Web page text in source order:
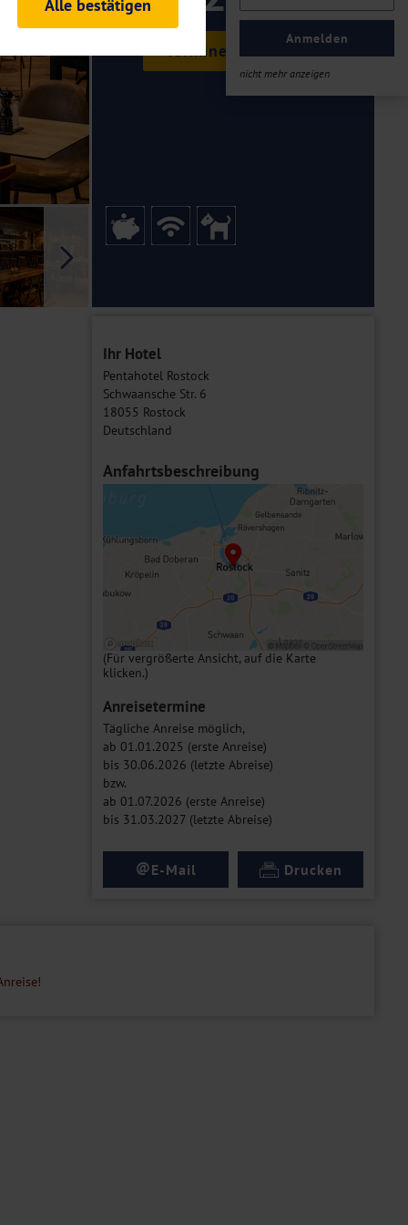
Anmelden
nicht mehr anzeigen
ab €
Termine & Preise
Ihr Hotel
Pentahotel Rostock
Schwaansche Str. 6
18055 Rostock
Deutschland
Anfahrtsbeschreibung
(Für vergrößerte Ansicht, auf die Karte
klicken.)
Anreisetermine
Tägliche Anreise möglich,
ab 01.01.2025 (erste Anreise)
bis 30.06.2026 (letzte Abreise)
bzw.
ab 01.07.2026 (erste Anreise)
bis 31.03.2027 (letzte Abreise)
@E-Mail Drucken
und Analysen. Mithilfe
Auftritts ermitteln und
es zu einer Drittlands
Daten finden Sie in unseren
Alle bestätigen